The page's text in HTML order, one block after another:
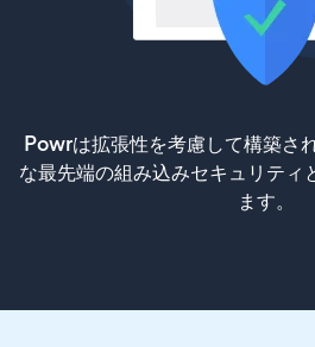
Powrは拡張性を考慮して構築さ
な最先端の組み込みセキュリティ
ます。